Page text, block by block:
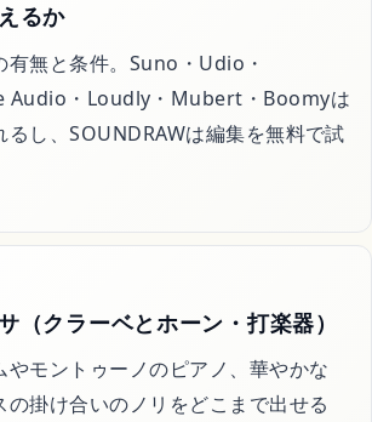
るか
有無と条件。Suno・Udio・
Audio・Loudly・Mubert・Boomyは
るし、SOUNDRAWは編集を無料で試
クラーベとホーン・打楽器）
やモントゥーノのピアノ、華やかな
の掛け合いのノリをどこまで出せる